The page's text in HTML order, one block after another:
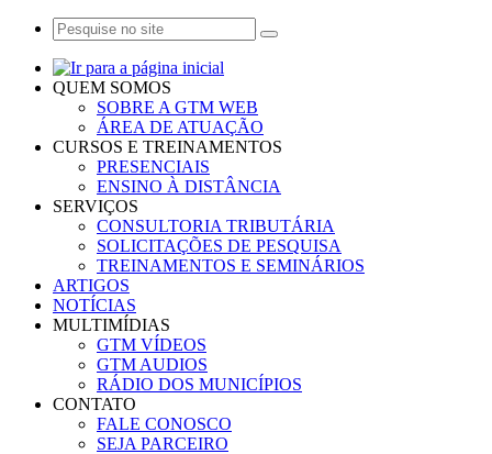
QUEM SOMOS
SOBRE A GTM WEB
ÁREA DE ATUAÇÃO
CURSOS E TREINAMENTOS
PRESENCIAIS
ENSINO À DISTÂNCIA
SERVIÇOS
CONSULTORIA TRIBUTÁRIA
SOLICITAÇÕES DE PESQUISA
TREINAMENTOS E SEMINÁRIOS
ARTIGOS
NOTÍCIAS
MULTIMÍDIAS
GTM VÍDEOS
GTM AUDIOS
RÁDIO DOS MUNICÍPIOS
CONTATO
FALE CONOSCO
SEJA PARCEIRO